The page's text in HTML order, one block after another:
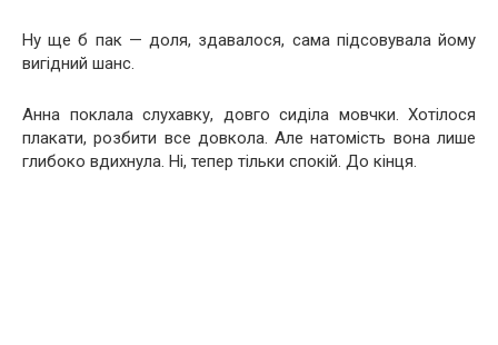
Ну ще б пак — доля, здавалося, сама підсовувала йому
вигідний шанс.
Анна поклала слухавку, довго сиділа мовчки. Хотілося
плакати, розбити все довкола. Але натомість вона лише
глибоко вдихнула. Ні, тепер тільки спокій. До кінця.